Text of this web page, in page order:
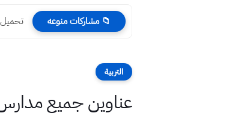
📁 مشاركات منوعه تحميل
التربية
عناوين جميع مدارس